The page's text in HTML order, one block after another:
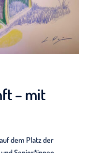
– mit
dem Platz der